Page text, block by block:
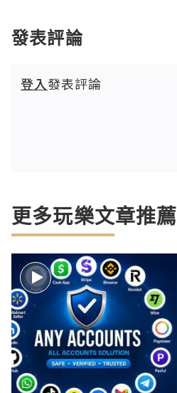
發表評論
登入發表評論
更多玩樂文章推薦